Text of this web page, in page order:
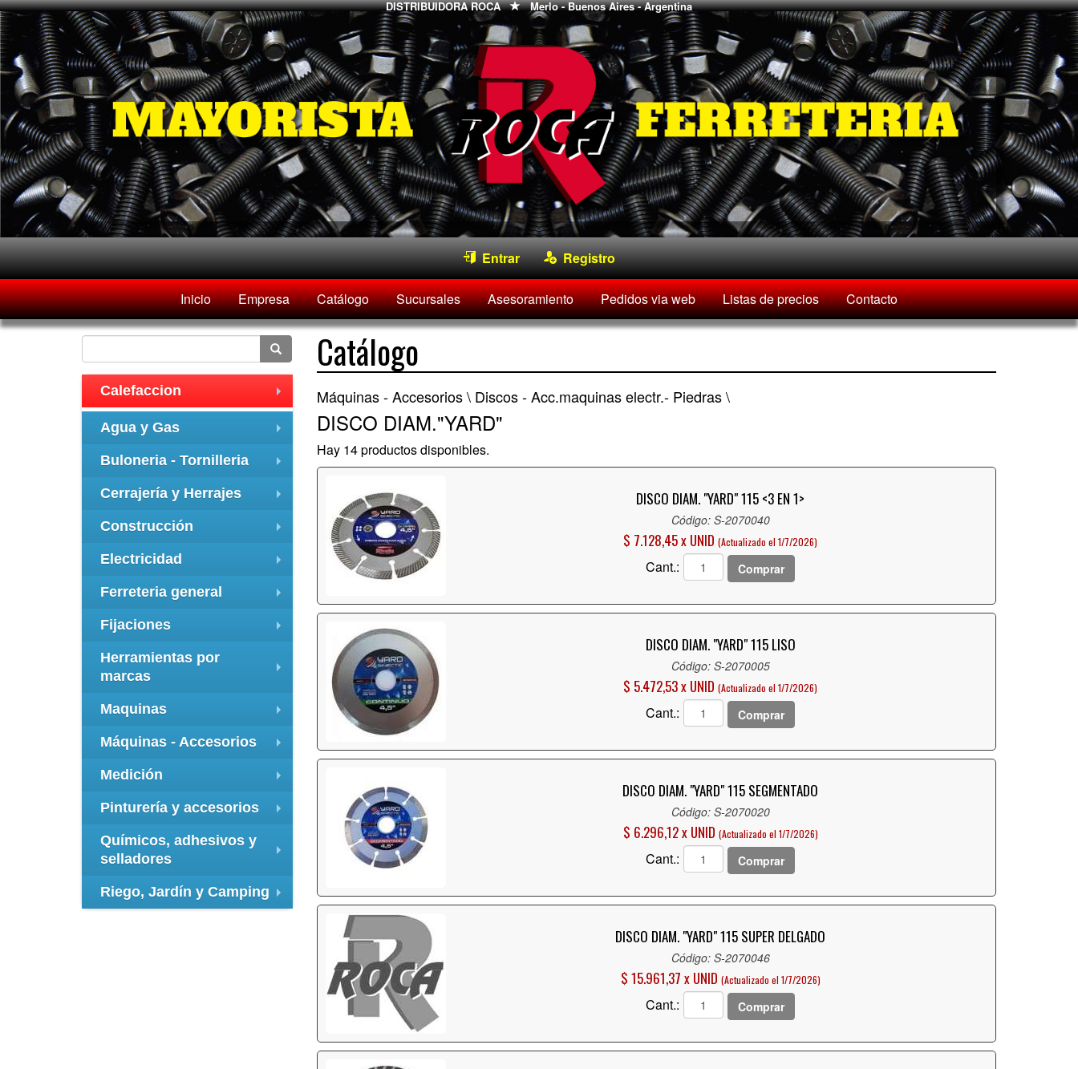
DISTRIBUIDORA ROCA Merlo - Buenos Aires - Argentina
Entrar Registro
Inicio Empresa Catálogo Sucursales Asesoramiento Pedidos via web Listas de precios Contacto
+
Calefaccion
Agua y Gas
Buloneria - Tornilleria
Cerrajería y Herrajes
Construcción
Electricidad
Ferreteria general
Fijaciones
Herramientas por
marcas
Maquinas
Máquinas - Accesorios
Medición
Pinturería y accesorios
Químicos, adhesivos y
selladores
+
Riego, Jardín y Camping
Catálogo
Máquinas - Accesorios \ Discos - Acc.maquinas electr.- Piedras \
DISCO DIAM."YARD"
Hay 14 productos disponibles.
DISCO DIAM. "YARD" 115 <3 EN 1>
Código: S-2070040
$ 7.128,45 x UNID (Actualizado el 1/7/2026)
Cant.: Comprar
DISCO DIAM. "YARD" 115 LISO
Código: S-2070005
$ 5.472,53 x UNID (Actualizado el 1/7/2026)
Cant.: Comprar
DISCO DIAM. "YARD" 115 SEGMENTADO
Código: S-2070020
$ 6.296,12 x UNID (Actualizado el 1/7/2026)
Cant.: Comprar
DISCO DIAM. "YARD" 115 SUPER DELGADO
Código: S-2070046
$ 15.961,37 x UNID (Actualizado el 1/7/2026)
Cant.: Comprar